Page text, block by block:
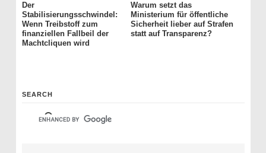
Der
Stabilisierungsschwindel:
Wenn Treibstoff zum
finanziellen Fallbeil der
Machtcliquen wird
Warum setzt das
Ministerium für öffentliche
Sicherheit lieber auf Strafen
statt auf Transparenz?
SEARCH